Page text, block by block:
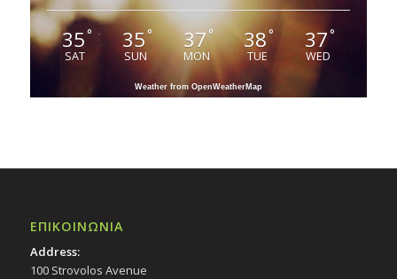
35°
SAT
35°
SUN
37°
MON
38°
TUE
37°
WED
Weather from OpenWeatherMap
ΕΠΙΚΟΙΝΩΝΙΑ
Address:
100 Strovolos Avenue